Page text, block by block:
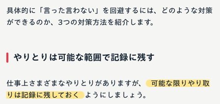
具体的に「言った言わない」を回避するには、どのような対策
ができるのか、3つの対策方法を紹介します。
やりとりは可能な範囲で記録に残す
仕事上さまざまなやりとりがありますが、
可能な限りやり取
りは記録に残しておく
ようにしましょう。